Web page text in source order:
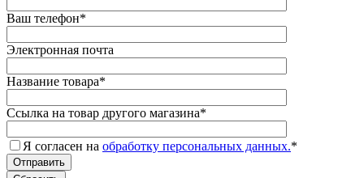
Ваш телефон*
Электронная почта
Название товара*
Ссылка на товар другого магазина*
Я согласен на обработку персональных данных.*